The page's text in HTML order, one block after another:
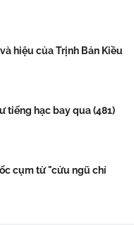
hiệu của Trịnh Bản Kiều
tiếng hạc bay qua (481)
cụm từ "cửu ngũ chí